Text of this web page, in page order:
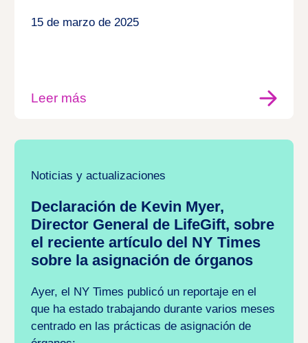
15 de marzo de 2025
Leer más
Noticias y actualizaciones
Declaración de Kevin Myer,
Director General de LifeGift, sobre
el reciente artículo del NY Times
sobre la asignación de órganos
Ayer, el NY Times publicó un reportaje en el
que ha estado trabajando durante varios meses
centrado en las prácticas de asignación de